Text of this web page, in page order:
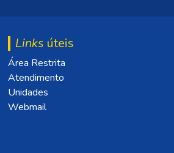
Links úteis
Área Restrita
Atendimento
Unidades
Webmail